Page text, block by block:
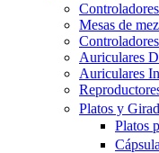
Mesas de
Auriculares
Auriculares
Platos y
Platos